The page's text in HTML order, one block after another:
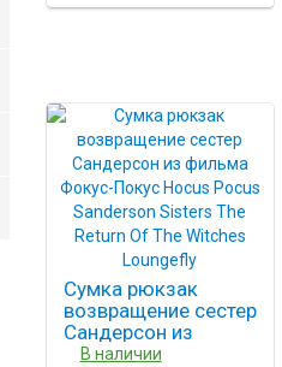
Сумка рюкзак
возвращение сестер
Сандерсон из
фильма Фокус-Покус
В наличии